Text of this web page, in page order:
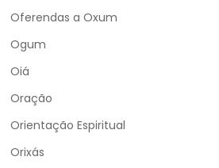
Oferendas a Oxum
Ogum
Oiá
Oração
Orientação Espiritual
Orixás